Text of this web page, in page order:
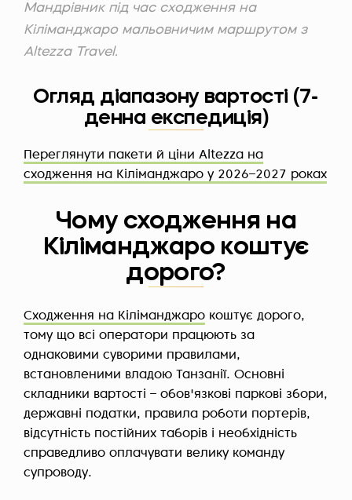
Мандрівник під час сходження на
Кіліманджаро мальовничим маршрутом з
Altezza Travel.
Огляд діапазону вартості (7-
денна експедиція)
Переглянути пакети й ціни Altezza на
сходження на Кіліманджаро у 2026–2027 роках
Чому сходження на
Кіліманджаро коштує
дорого?
Сходження на Кіліманджаро коштує дорого,
тому що всі оператори працюють за
однаковими суворими правилами,
встановленими владою Танзанії. Основні
складники вартості – обов'язкові паркові збори,
державні податки, правила роботи портерів,
відсутність постійних таборів і необхідність
справедливо оплачувати велику команду
супроводу.